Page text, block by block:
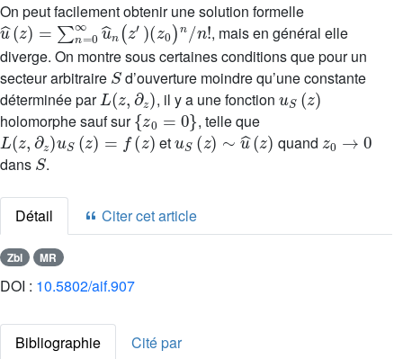
On peut facilement obtenir une solution formelle
u^(z)=∑n=0∞u^n(z′)(z0)n/n!
, mais en général elle
diverge. On montre sous certaines conditions que pour un
secteur arbitraire
S
d’ouverture moindre qu’une constante
déterminée par
L(z,∂z)
, il y a une fonction
uS(z)
holomorphe sauf sur
{z0=0}
, telle que
L(z,∂z)uS(z)=f(z)
et
uS( z)∼u^(z
quand
dans
S
.
Détail Citer cet article
Zbl MR
DOI : 10.5802/aif.907
Bibliographie
Cité par